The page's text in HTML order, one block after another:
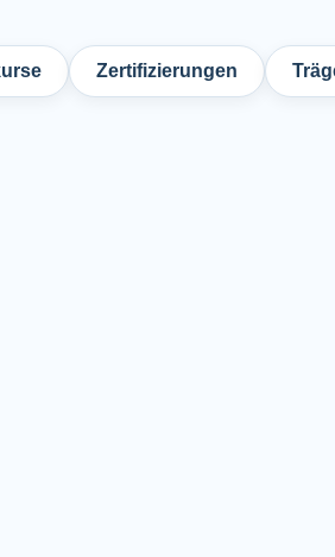
Zertifizierungen